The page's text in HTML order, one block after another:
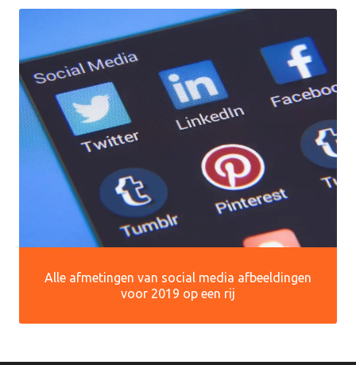
Alle afmetingen van social media afbeeldingen
voor 2019 op een rij